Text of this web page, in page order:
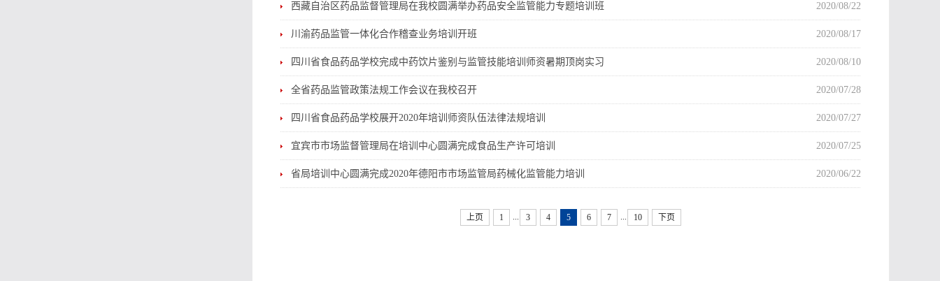
西藏自治区药品监督管理局在我校圆满举办药品安全监管能力专题培训班 2020/08/22
川渝药品监管一体化合作稽查业务培训开班 2020/08/17
四川省食品药品学校完成中药饮片鉴别与监管技能培训师资暑期顶岗实习 2020/08/10
全省药品监管政策法规工作会议在我校召开 2020/07/28
四川省食品药品学校展开2020年培训师资队伍法律法规培训 2020/07/27
宜宾市市场监督管理局在培训中心圆满完成食品生产许可培训 2020/07/25
省局培训中心圆满完成2020年德阳市市场监管局药械化监管能力培训 2020/06/22
上页 1 3 4 5 6 7 10 下页